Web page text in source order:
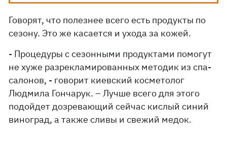
Говорят, что полезнее всего есть продукты по
сезону. Это же касается и ухода за кожей.
- Процедуры с сезонными продуктами помогут
не хуже разрекламированных методик из спа-
салонов, - говорит киевский косметолог
Людмила Гончарук. – Лучше всего для этого
подойдет дозревающий сейчас кислый синий
виноград, а также сливы и свежий медок.